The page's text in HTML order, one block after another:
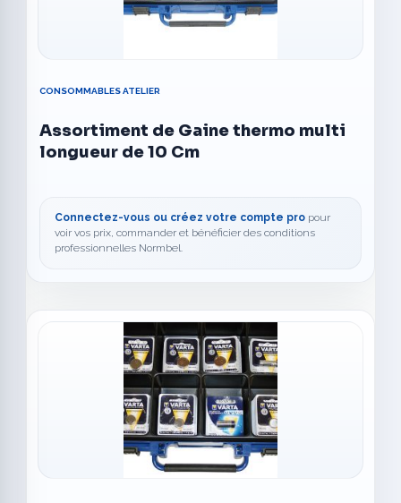
CONSOMMABLES ATELIER
Assortiment de Gaine thermo multi
longueur de 10 Cm
Connectez-vous ou créez votre compte pro pour
voir vos prix, commander et bénéficier des conditions
professionnelles Normbel.